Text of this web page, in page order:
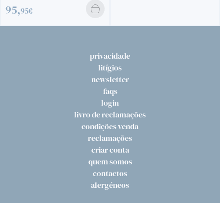
privacidade
litígios
newsletter
faqs
login
livro de reclamações
condições venda
reclamações
criar conta
quem somos
contactos
alergéneos